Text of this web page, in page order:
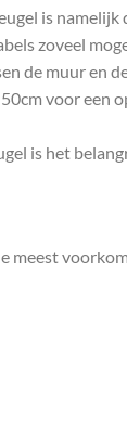
is
zoveel
de muur en
voor een
is het
meest